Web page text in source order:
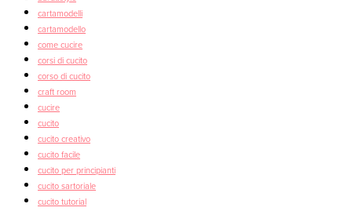
cartamodelli
cartamodello
come cucire
corsi di cucito
corso di cucito
craft room
cucire
cucito
cucito creativo
cucito facile
cucito per principianti
cucito sartoriale
cucito tutorial